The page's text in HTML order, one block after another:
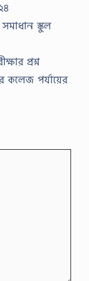
স্কুল
প্রশ্ন
কলেজ পর্যায়ের